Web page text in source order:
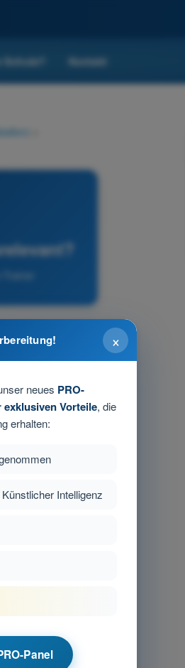
Kontakt
×
neues PRO-
exklusiven Vorteile, die
erhalten:
Intelligenz
Panel